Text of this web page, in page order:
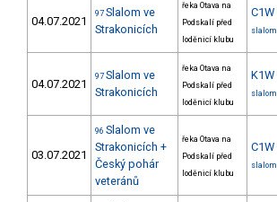
04.07.2021
97 Slalom ve
Strakonicích
řeka Otava na
Podskalí před
loděnicí klubu
C1W
slalom
04.07.2021
97 Slalom ve
Strakonicích
řeka Otava na
Podskalí před
loděnicí klubu
K1W
slalom
03.07.2021
96 Slalom ve
Strakonicích +
Český pohár
veteránů
řeka Otava na
Podskalí před
loděnicí klubu
C1W
slalom